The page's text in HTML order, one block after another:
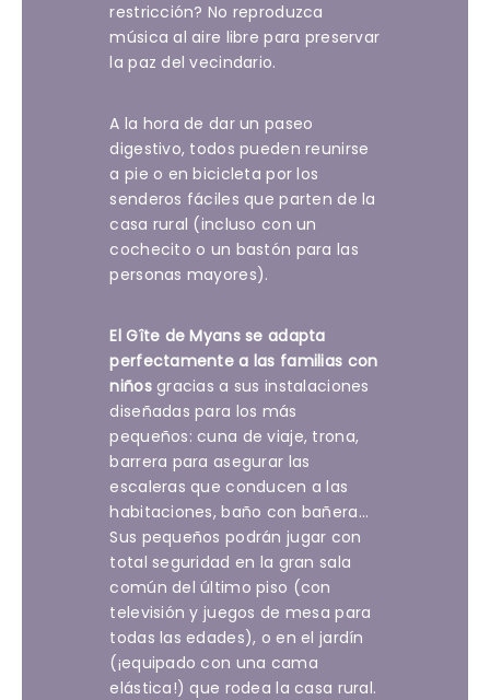
restricción? No reproduzca
música al aire libre para preservar
la paz del vecindario.
A la hora de dar un paseo
digestivo, todos pueden reunirse
a pie o en bicicleta por los
senderos fáciles que parten de la
casa rural (incluso con un
cochecito o un bastón para las
personas mayores).
El Gîte de Myans se adapta
perfectamente a las familias con
niñosgracias a sus instalaciones
diseñadas para los más
pequeños: cuna de viaje, trona,
barrera para asegurar las
escaleras que conducen a las
habitaciones, baño con bañera...
Sus pequeños podrán jugar con
total seguridad en la gran sala
común del último piso (con
televisión y juegos de mesa para
todas las edades), o en el jardín
(¡equipado con una cama
elástica!) que rodea la casa rural.